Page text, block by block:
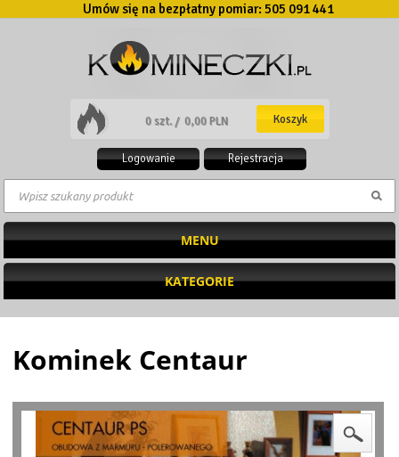
Umów się na bezpłatny pomiar: 505 091 441
0 szt. / 0,00 PLN Koszyk
Rejestracja
Logowanie
MENU
KATEGORIE
Kominek Centaur